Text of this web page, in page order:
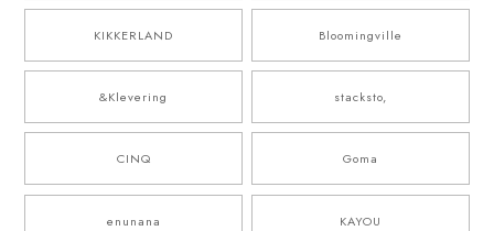
KIKKERLAND Bloomingville
&Klevering stacksto,
CINQ Goma
enunana KAYOU